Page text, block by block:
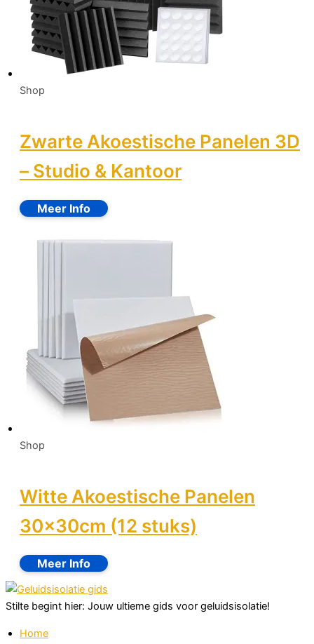
Shop
Zwarte Akoestische Panelen 3D
– Studio & Kantoor
Shop
Witte Akoestische Panelen
30x30cm (12 stuks)
Stilte begint hier: Jouw ultieme gids voor geluidsisolatie!
Home